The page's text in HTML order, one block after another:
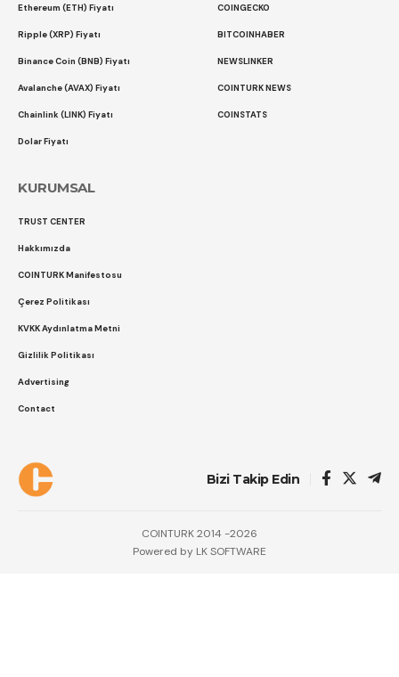
Ethereum (ETH) Fiyatı
Ripple (XRP) Fiyatı
Binance Coin (BNB) Fiyatı
Avalanche (AVAX) Fiyatı
Chainlink (LINK) Fiyatı
Dolar Fiyatı
COINGECKO
BITCOINHABER
NEWSLINKER
COINTURK NEWS
COINSTATS
KURUMSAL
TRUST CENTER
Hakkımızda
COINTURK Manifestosu
Çerez Politikası
KVKK Aydınlatma Metni
Gizlilik Politikası
Advertising
Contact
Bizi Takip Edin
COINTURK 2014 -2026
Powered by LK SOFTWARE